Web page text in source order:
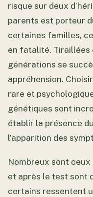
risque sur deux
parents est porteur
certaines familles,
en fatalité. Tiraillées
générations se
appréhension.
rare et
génétiques sont
établir la présence
l’apparition des
Nombreux sont
et après le test sont
certains ressentent